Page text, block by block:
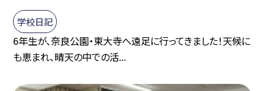
学校日記
6年生が、奈良公園・東大寺へ遠足に行ってきました！天候に
も恵まれ、晴天の中での活...